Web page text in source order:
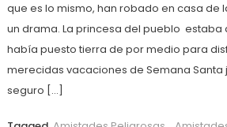
que es lo mismo, han robado en casa de
un drama. La princesa del pueblo
había puesto tierra de por medio para
merecidas vacaciones de Semana Santa
seguro […]